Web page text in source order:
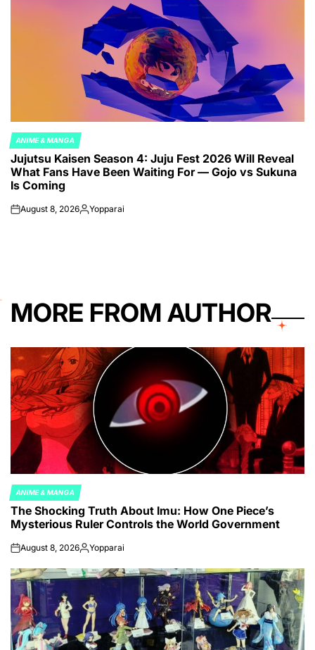
POSTED
IN
ANIME & MANGA
Jujutsu Kaisen Season 4: Juju Fest 2026 Will Reveal
What Fans Have Been Waiting For — Gojo vs Sukuna
Is Coming
onAugust 8, 2026Posted
Yopparai
MORE FROM AUTHOR
POSTED
IN
ANIME & MANGA
The Shocking Truth About Imu: How One Piece’s
Mysterious Ruler Controls the World Government
onAugust 8, 2026Posted
Yopparai